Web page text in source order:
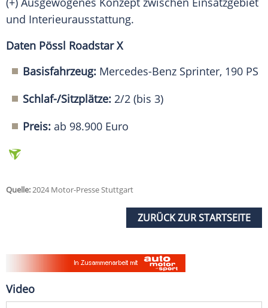
und Interieurausstattung.
Daten Pössl Roadstar X
Basisfahrzeug: Mercedes-Benz Sprinter, 190 PS
Schlaf-/Sitzplätze: 2/2 (bis 3)
Preis: ab 98.900 Euro
Quelle:2024 Motor-Presse Stuttgart
ZURÜCK ZUR STARTSEITE
Video